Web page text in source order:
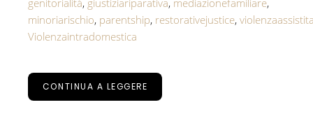
minoriarischio, parentship, restorativejustice, violenzaassistita
Violenzaintradomestica
CONTINUA A LEGGERE